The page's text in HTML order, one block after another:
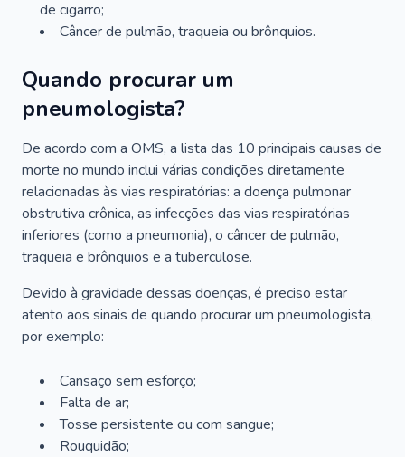
de cigarro;
Câncer de pulmão, traqueia ou brônquios.
Quando procurar um
pneumologista?
De acordo com a OMS, a lista das 10 principais causas de
morte no mundo inclui várias condições diretamente
relacionadas às vias respiratórias: a doença pulmonar
obstrutiva crônica, as infecções das vias respiratórias
inferiores (como a pneumonia), o câncer de pulmão,
traqueia e brônquios e a tuberculose.
Devido à gravidade dessas doenças, é preciso estar
atento aos sinais de quando procurar um pneumologista,
por exemplo:
Cansaço sem esforço;
Falta de ar;
Tosse persistente ou com sangue;
Rouquidão;